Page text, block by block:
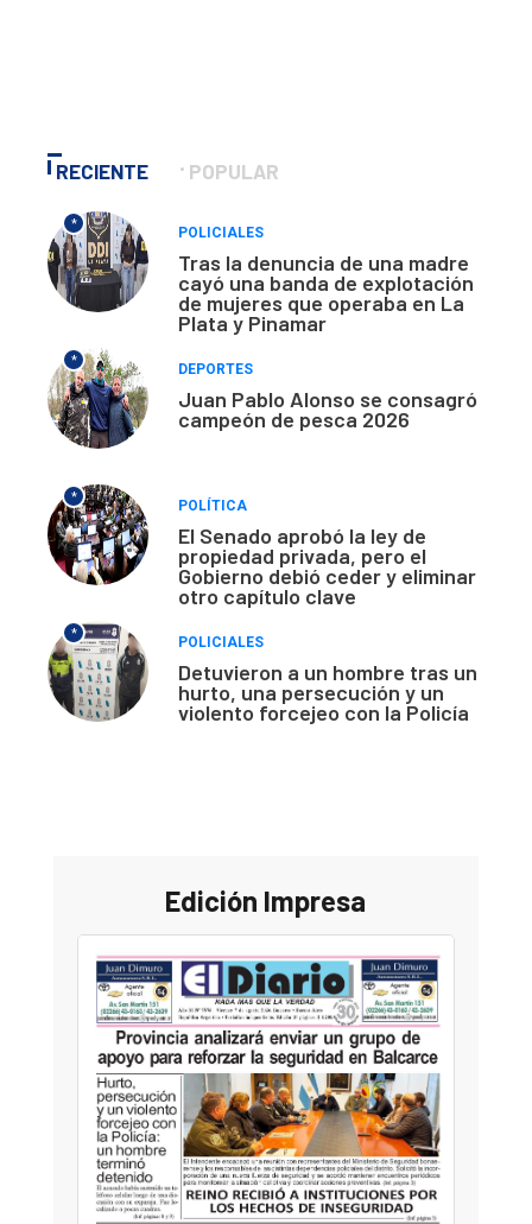
RECIENTE POPULAR
*
POLICIALES
Tras la denuncia de una madre
cayó una banda de explotación
de mujeres que operaba en La
Plata y Pinamar
*
DEPORTES
Juan Pablo Alonso se consagró
campeón de pesca 2026
*
POLÍTICA
El Senado aprobó la ley de
propiedad privada, pero el
Gobierno debió ceder y eliminar
otro capítulo clave
*
POLICIALES
Detuvieron a un hombre tras un
hurto, una persecución y un
violento forcejeo con la Policía
Edición Impresa